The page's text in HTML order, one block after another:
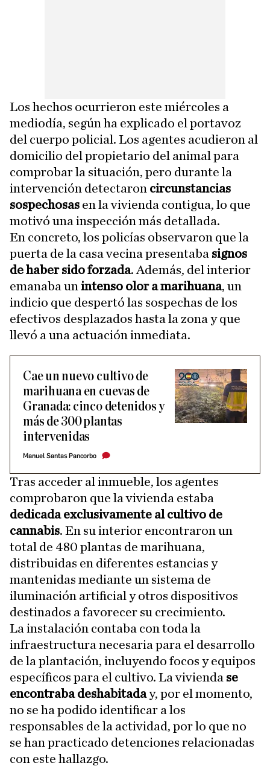
Los hechos ocurrieron este miércoles a
mediodía, según ha explicado el portavoz
del cuerpo policial. Los agentes acudieron al
domicilio del propietario del animal para
comprobar la situación, pero durante la
intervención detectaron circunstancias
sospechosas en la vivienda contigua, lo que
motivó una inspección más detallada.
En concreto, los policías observaron que la
puerta de la casa vecina presentaba signos
de haber sido forzada. Además, del interior
emanaba un intenso olor a marihuana, un
indicio que despertó las sospechas de los
efectivos desplazados hasta la zona y que
llevó a una actuación inmediata.
Cae un nuevo cultivo de
marihuana en cuevas de
Granada: cinco detenidos y
más de 300 plantas
intervenidas
Manuel Santas Pancorbo
Tras acceder al inmueble, los agentes
comprobaron que la vivienda estaba
dedicada exclusivamente al cultivo de
cannabis. En su interior encontraron un
total de 480 plantas de marihuana,
distribuidas en diferentes estancias y
mantenidas mediante un sistema de
iluminación artificial y otros dispositivos
destinados a favorecer su crecimiento.
La instalación contaba con toda la
infraestructura necesaria para el desarrollo
de la plantación, incluyendo focos y equipos
específicos para el cultivo. La vivienda se
encontraba deshabitaday, por el momento,
no se ha podido identificar a los
responsables de la actividad, por lo que no
se han practicado detenciones relacionadas
con este hallazgo.